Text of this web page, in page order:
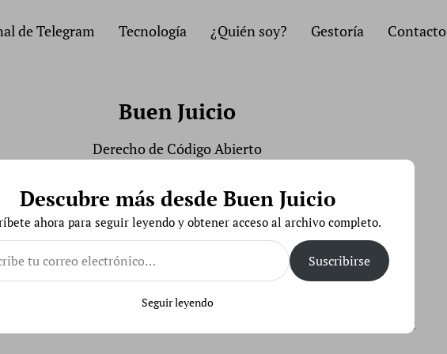
de Telegram Tecnología ¿Quién soy? Gestoría Contacto
Buen Juicio
Derecho de Código Abierto
los servicios profesionales contratados por Internet
Descubre más desde Buen Juicio
ahora para seguir leyendo y obtener acceso al archivo completo.
Suscribirse
Seguir leyendo